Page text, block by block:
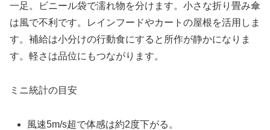
一足。ビニール袋で濡れ物を分けます。小さな折り畳み傘
は風で不利です。レインフードやカートの屋根を活用しま
す。補給は小分けの行動食にすると所作が静かになりま
す。軽さは品位にもつながります。
ミニ統計の目安
風速5m/s超で体感は約2度下がる。